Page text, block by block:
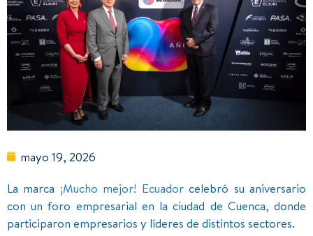
mayo 19, 2026
La marca ¡Mucho mejor! Ecuadorcelebró su aniversario
con un foro empresarial en la ciudad de Cuenca, donde
participaron empresarios y líderes de distintos sectores.